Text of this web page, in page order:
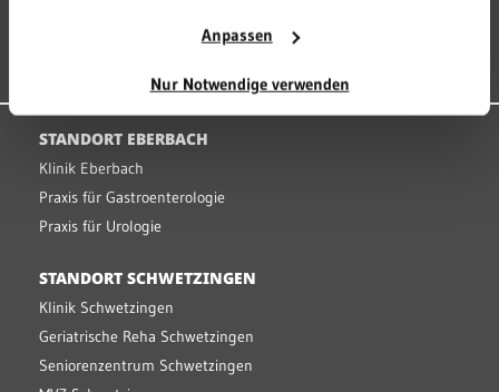
Anpassen
Nur Notwendige verwenden
STANDORT EBERBACH
Klinik Eberbach
Praxis für Gastroenterologie
Praxis für Urologie
STANDORT SCHWETZINGEN
Klinik Schwetzingen
Geriatrische Reha Schwetzingen
Seniorenzentrum Schwetzingen